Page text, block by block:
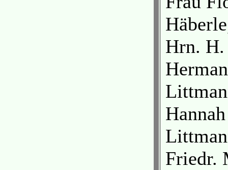
Hrn.
Friedr.